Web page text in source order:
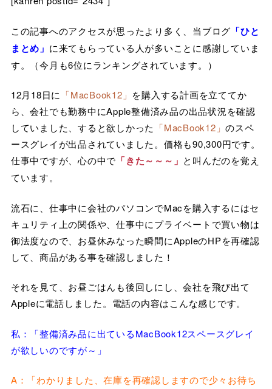
この記事へのアクセスが思ったより多く、当ブログ 「ひと
まとめ」 に来てもらっている人が多いことに感謝していま
す。（今月も6位にランキングされています。）
12月18日に 「MacBook12」 を購入する計画を立ててか
ら、会社でも勤務中にApple整備済み品の出品状況を確認
していました、すると欲しかった 「MacBook12」のスペ
ースグレイが出品されていました。価格も90,300円です。
仕事中ですが、心の中で 「きた～～～」 と叫んだのを覚え
ています。
流石に、仕事中に会社のパソコンでMacを購入するにはセ
キュリティ上の関係や、仕事中にプライベートで買い物は
御法度なので、お昼休みなった瞬間にAppleのHPを再確認
して、商品がある事を確認しました！
それを見て、お昼ごはんも後回しにし、会社を飛び出て
Appleに電話しました。電話の内容はこんな感じです。
私：「整備済み品に出ているMacBook12スペースグレイ
が欲しいのですが～」
A：「わかりました、在庫を再確認しますので少々お待ち